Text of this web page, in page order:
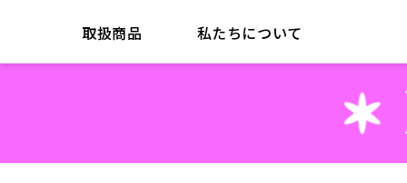
取扱商品 私たちについて